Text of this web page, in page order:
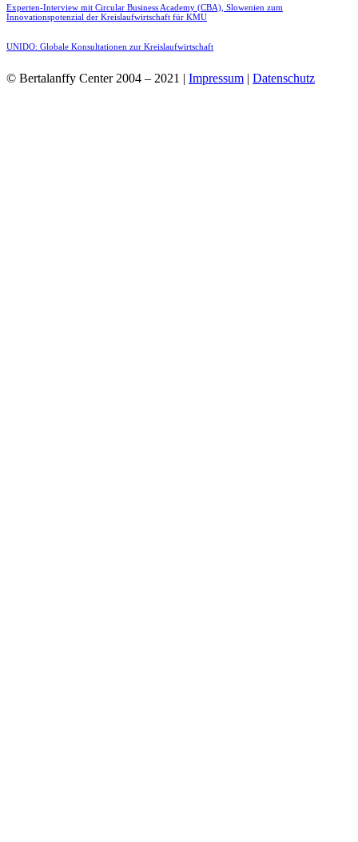
Experten-Interview mit Circular Business Academy (CBA), Slowenien zum
Innovationspotenzial der Kreislaufwirtschaft für KMU
UNIDO: Globale Konsultationen zur Kreislaufwirtschaft
© Bertalanffy Center 2004 – 2021 | Impressum | Datenschutz